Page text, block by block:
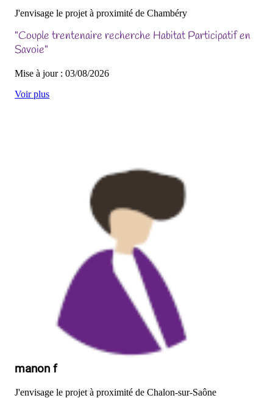
J'envisage le projet à proximité de Chambéry
"Couple trentenaire recherche Habitat Participatif en
Savoie"
Mise à jour : 03/08/2026
Voir plus
manon f
J'envisage le projet à proximité de Chalon-sur-Saône